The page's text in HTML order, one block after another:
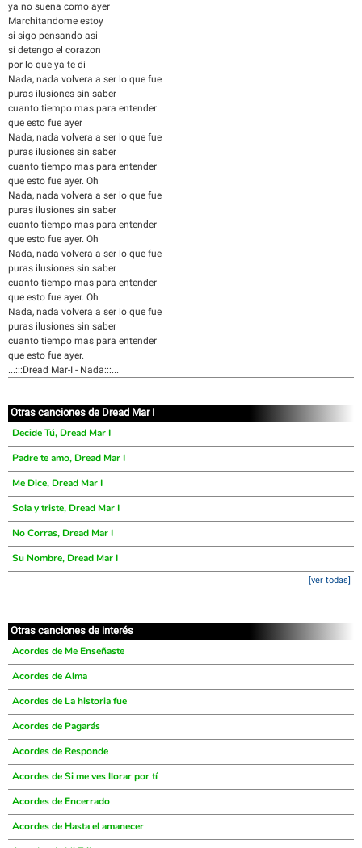
ya no suena como ayer
Marchitandome estoy
si sigo pensando asi
si detengo el corazon
por lo que ya te di
Nada, nada volvera a ser lo que fue
puras ilusiones sin saber
cuanto tiempo mas para entender
que esto fue ayer
Nada, nada volvera a ser lo que fue
puras ilusiones sin saber
cuanto tiempo mas para entender
que esto fue ayer. Oh
Nada, nada volvera a ser lo que fue
puras ilusiones sin saber
cuanto tiempo mas para entender
que esto fue ayer. Oh
Nada, nada volvera a ser lo que fue
puras ilusiones sin saber
cuanto tiempo mas para entender
que esto fue ayer. Oh
Nada, nada volvera a ser lo que fue
puras ilusiones sin saber
cuanto tiempo mas para entender
que esto fue ayer.
...:::Dread Mar-I - Nada:::...
Otras canciones de Dread Mar I
Decide Tú, Dread Mar I
Padre te amo, Dread Mar I
Me Dice, Dread Mar I
Sola y triste, Dread Mar I
No Corras, Dread Mar I
Su Nombre, Dread Mar I
[ver todas]
Otras canciones de interés
Acordes de Me Enseñaste
Acordes de Alma
Acordes de La historia fue
Acordes de Pagarás
Acordes de Responde
Acordes de Si me ves llorar por tí
Acordes de Encerrado
Acordes de Hasta el amanecer